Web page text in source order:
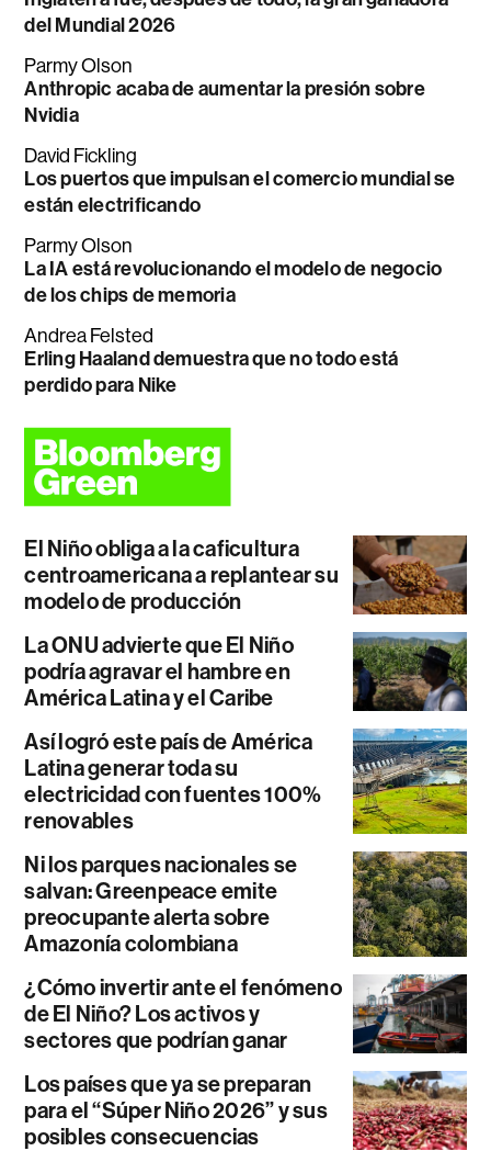
del Mundial 2026
Parmy Olson
Anthropic acaba de aumentar la presión sobre
Nvidia
David Fickling
Los puertos que impulsan el comercio mundial se
están electrificando
Parmy Olson
La IA está revolucionando el modelo de negocio
de los chips de memoria
Andrea Felsted
Erling Haaland demuestra que no todo está
perdido para Nike
El Niño obliga a la caficultura
centroamericana a replantear su
modelo de producción
La ONU advierte que El Niño
podría agravar el hambre en
América Latina y el Caribe
Así logró este país de América
Latina generar toda su
electricidad con fuentes 100%
renovables
Ni los parques nacionales se
salvan: Greenpeace emite
preocupante alerta sobre
Amazonía colombiana
¿Cómo invertir ante el fenómeno
de El Niño? Los activos y
sectores que podrían ganar
Los países que ya se preparan
para el “Súper Niño 2026” y sus
posibles consecuencias